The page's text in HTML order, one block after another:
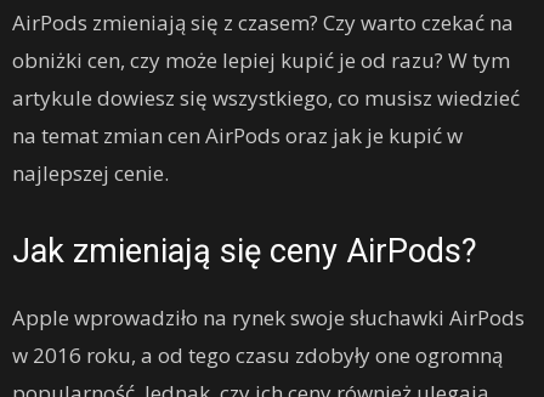
AirPods zmieniają się z czasem? Czy warto czekać na
obniżki cen, czy może lepiej kupić je od razu? W tym
artykule dowiesz się wszystkiego, co musisz wiedzieć
na temat zmian cen AirPods oraz jak je kupić w
najlepszej cenie.
Jak zmieniają się ceny AirPods?
Apple wprowadziło na rynek swoje słuchawki AirPods
w 2016 roku, a od tego czasu zdobyły one ogromną